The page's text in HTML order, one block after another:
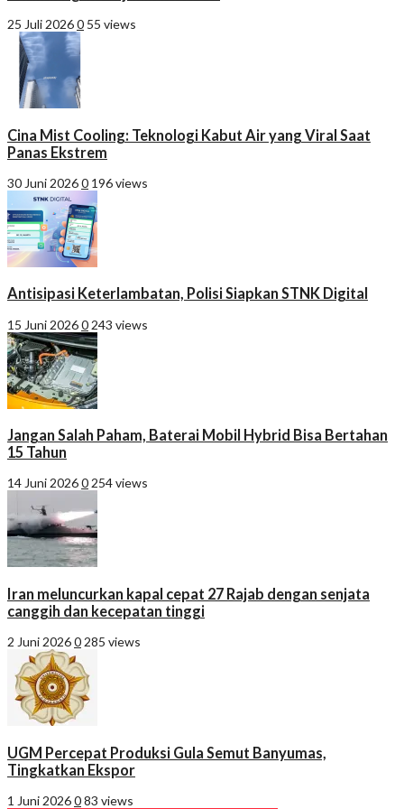
25 Juli 20260 55 views
Cina Mist Cooling: Teknologi Kabut Air yang Viral Saat
Panas Ekstrem
30 Juni 20260 196 views
Antisipasi Keterlambatan, Polisi Siapkan STNK Digital
15 Juni 20260 243 views
Jangan Salah Paham, Baterai Mobil Hybrid Bisa Bertahan
15 Tahun
14 Juni 20260254 views
Iran meluncurkan kapal cepat 27 Rajab dengan senjata
canggih dan kecepatan tinggi
2 Juni 20260 285 views
UGM Percepat Produksi Gula Semut Banyumas,
Tingkatkan Ekspor
1 Juni 2026083 views